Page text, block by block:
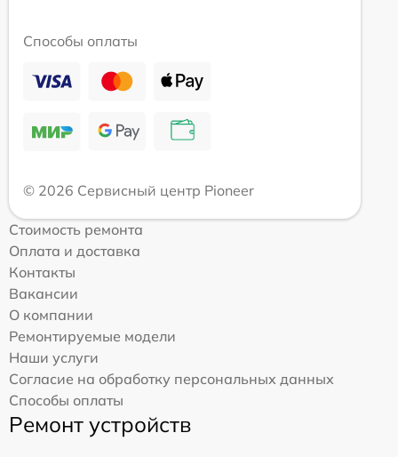
Способы оплаты
© 2026 Сервисный центр Pioneer
Стоимость ремонта
Оплата и доставка
Контакты
Вакансии
О компании
Ремонтируемые модели
Наши услуги
Согласие на обработку персональных данных
Способы оплаты
Ремонт устройств